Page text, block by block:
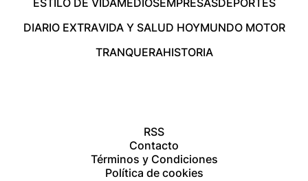
ESTILO DE VIDAMEDIOSEMPRESASDEPORTES
DIARIO EXTRAVIDA Y SALUD HOYMUNDO MOTOR
TRANQUERAHISTORIA
RSS
Contacto
Términos y Condiciones
Política de cookies